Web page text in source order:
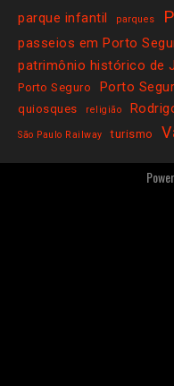
parque infantil parques
passeios em Porto
patrimônio histórico de
Porto Seguro
Porto
quiosques
religião
São Paulo Railway turismo